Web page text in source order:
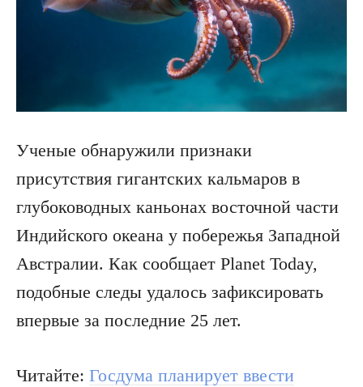
Ученые обнаружили признаки
присутствия гигантских кальмаров в
глубоководных каньонах восточной части
Индийского океана у побережья Западной
Австралии. Как сообщает Planet Today,
подобные следы удалось зафиксировать
впервые за последние 25 лет.
Читайте: Госдума планирует ввести